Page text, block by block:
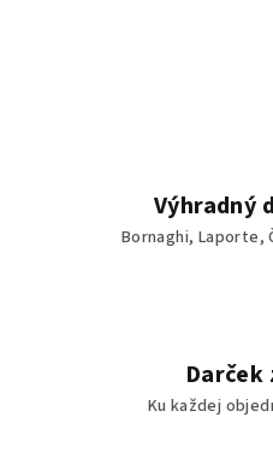
Výhradný
Bornaghi, Laporte,
Darček
Ku každej